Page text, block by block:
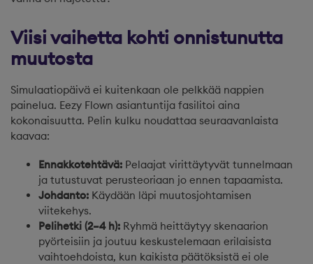
Viisi vaihetta kohti onnistunutta
muutosta
Simulaatiopäivä ei kuitenkaan ole pelkkää nappien
painelua. Eezy Flown asiantuntija fasilitoi aina
kokonaisuutta. Pelin kulku noudattaa seuraavanlaista
kaavaa:
Ennakkotehtävä: Pelaajat virittäytyvät tunnelmaan
ja tutustuvat perusteoriaan jo ennen tapaamista.
Johdanto: Käydään läpi muutosjohtamisen
viitekehys.
Pelihetki (2–4 h): Ryhmä heittäytyy skenaarion
pyörteisiin ja joutuu keskustelemaan erilaisista
vaihtoehdoista, kun kaikista päätöksistä ei ole